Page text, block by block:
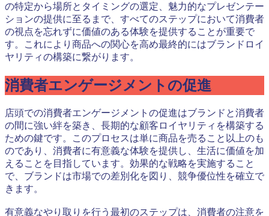
の特定から場所とタイミングの選定、魅力的なプレゼンテー
ションの提供に至るまで、すべてのステップにおいて消費者
の視点を忘れずに価値のある体験を提供することが重要で
す。これにより商品への関心を高め最終的にはブランドロイ
ヤリティの構築に繋がります。
消費者エンゲージメントの促進
店頭での消費者エンゲージメントの促進はブランドと消費者
の間に強い絆を築き、長期的な顧客ロイヤリティを構築する
ための鍵です。このプロセスは単に商品を売ること以上のも
のであり、消費者に有意義な体験を提供し、生活に価値を加
えることを目指しています。効果的な戦略を実施すること
で、ブランドは市場での差別化を図り、競争優位性を確立で
きます。
有意義なやり取りを行う最初のステップは、消費者の注意を